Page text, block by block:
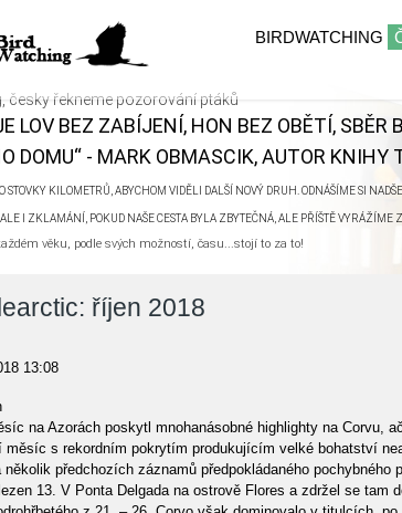
BIRDWATCHING
česky řekneme pozorování ptáků
LOV BEZ ZABÍJENÍ, HON BEZ OBĚTÍ, SBĚR
DOMU“ - MARK OBMASCIK, AUTOR KNIHY
STOVKY KILOMETRŮ, ABYCHOM VIDĚLI DALŠÍ NOVÝ DRUH. ODNÁŠÍME SI
ALE I ZKLAMÁNÍ, POKUD NAŠE CESTA BYLA ZBYTEČNÁ, ALE PŘÍŠTĚ VYRÁŽÍME
věku, podle svých možností, času...stojí to za to!
říjen 2018
13:08
na Azorách poskytl mnohanásobné highlighty na Corvu,
s rekordním pokrytím produkujícím velké bohatství
několik předchozích záznamů předpokládaného
13. V Ponta Delgada na ostrově Flores a zdržel se